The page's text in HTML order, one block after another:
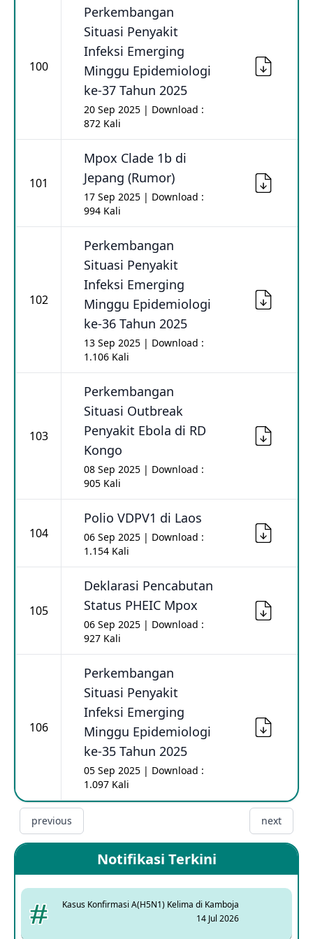
100
Perkembangan
Situasi Penyakit
Infeksi Emerging
Minggu Epidemiologi
ke-37 Tahun 2025
20 Sep 2025 | Download :
872 Kali
101
Mpox Clade 1b di
Jepang (Rumor)
17 Sep 2025 | Download :
994 Kali
102
Perkembangan
Situasi Penyakit
Infeksi Emerging
Minggu Epidemiologi
ke-36 Tahun 2025
13 Sep 2025 | Download :
1.106 Kali
103
Perkembangan
Situasi Outbreak
Penyakit Ebola di RD
Kongo
08 Sep 2025 | Download :
905 Kali
104
Polio VDPV1 di Laos
06 Sep 2025 | Download :
1.154 Kali
105
Deklarasi Pencabutan
Status PHEIC Mpox
06 Sep 2025 | Download :
927 Kali
106
Perkembangan
Situasi Penyakit
Infeksi Emerging
Minggu Epidemiologi
ke-35 Tahun 2025
05 Sep 2025 | Download :
1.097 Kali
previous next
Notifikasi Terkini
Kasus Konfirmasi A(H5N1) Kelima di Kamboja
14 Jul 2026